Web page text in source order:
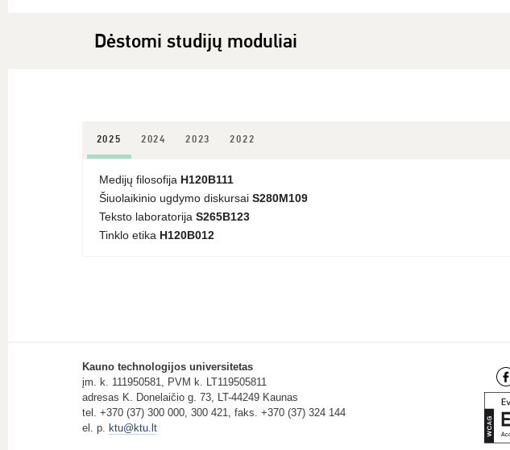
Dėstomi studijų moduliai
2025 2024 2023 2022
Medijų filosofija H120B111
Šiuolaikinio ugdymo diskursai S280M109
Teksto laboratorija S265B123
Tinklo etika H120B012
Kauno technologijos universitetas
įm. k. 111950581, PVM k. LT119505811
adresas K. Donelaičio g. 73, LT-44249 Kaunas
tel. +370 (37) 300 000, 300 421, faks. +370 (37) 324 144
el. p. ktu@ktu.lt